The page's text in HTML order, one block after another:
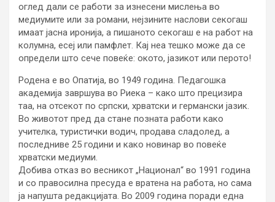
оглед дали се работи за изнесени мислења во
медиумите или за романи, нејзините наслови секогаш
имаат јасна иронија, а пишаното секогаш е на работ на
колумна, есеј или памфлет. Кај неа тешко може да се
определи што сече повеќе: окото, јазикот или перото!
Родена е во Опатија, во 1949 година. Педагошка
академија завршува во Риека – како што прецизира
таа, на отсекот по српски, хрватски и германски јазик.
Во животот пред да стане позната работи како
учителка, туристички водич, продава сладолед, а
последниве 25 години и како новинар во повеќе
хрватски медиуми.
Добива отказ во весникот „Национал“ во 1991 година
и со правосилна пресуда е вратена на работа, но сама
ја напушта редакцијата. Во 2009 година поради една